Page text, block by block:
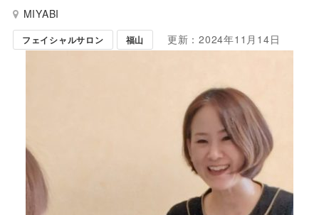
MIYABI
フェイシャルサロン 福山 更新：2024年11月14日